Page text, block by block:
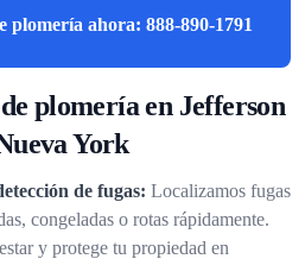
plomería ahora: 888-890-1791
plomería en Jefferson
York
de fugas: Localizamos fugas
congeladas o rotas rápidamente.
y protege tu propiedad en